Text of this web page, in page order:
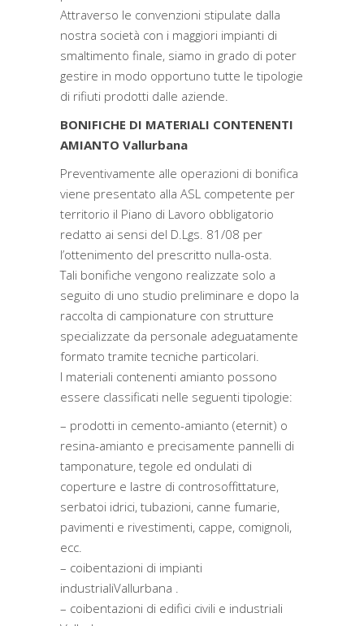
Attraverso le convenzioni stipulate dalla
nostra società con i maggiori impianti di
smaltimento finale, siamo in grado di poter
gestire in modo opportuno tutte le tipologie
di rifiuti prodotti dalle aziende.
BONIFICHE DI MATERIALI CONTENENTI
AMIANTO Vallurbana
Preventivamente alle operazioni di bonifica
viene presentato alla ASL competente per
territorio il Piano di Lavoro obbligatorio
redatto ai sensi del D.Lgs. 81/08 per
l’ottenimento del prescritto nulla-osta.
Tali bonifiche vengono realizzate solo a
seguito di uno studio preliminare e dopo la
raccolta di campionature con strutture
specializzate da personale adeguatamente
formato tramite tecniche particolari.
I materiali contenenti amianto possono
essere classificati nelle seguenti tipologie:
– prodotti in cemento-amianto (eternit) o
resina-amianto e precisamente pannelli di
tamponature, tegole ed ondulati di
coperture e lastre di controsoffittature,
serbatoi idrici, tubazioni, canne fumarie,
pavimenti e rivestimenti, cappe, comignoli,
ecc.
– coibentazioni di impianti
industrialiVallurbana .
– coibentazioni di edifici civili e industriali